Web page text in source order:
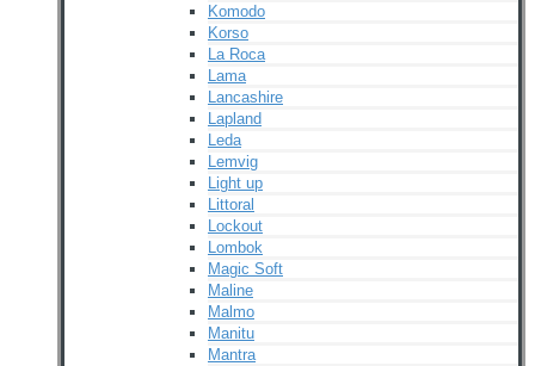
Komodo
Korso
La Roca
Lama
Lancashire
Lapland
Leda
Lemvig
Light up
Littoral
Lockout
Lombok
Magic Soft
Maline
Malmo
Manitu
Mantra